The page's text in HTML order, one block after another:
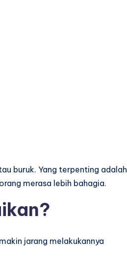
buruk. Yang terpenting adalah
merasa lebih bahagia.
jarang melakukannya